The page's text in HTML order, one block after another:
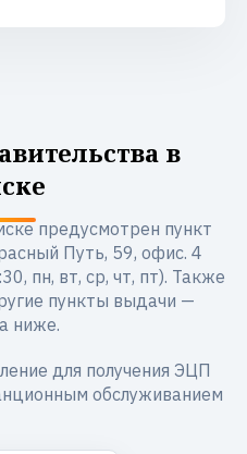
в
предусмотрен пункт
Путь, 59, офис. 4
пн, вт, ср, чт, пт). Также
пункты выдачи —
ниже.
для получения ЭЦП
обслуживанием